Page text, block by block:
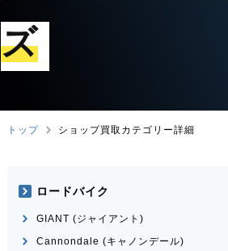
ズ
トップ ショップ買取カテゴリー詳細
ロードバイク
GIANT (ジャイアント)
Cannondale (キャノンデール)